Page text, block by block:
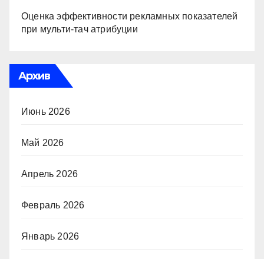
Оценка эффективности рекламных показателей
при мульти-тач атрибуции
Архив
Июнь 2026
Май 2026
Апрель 2026
Февраль 2026
Январь 2026